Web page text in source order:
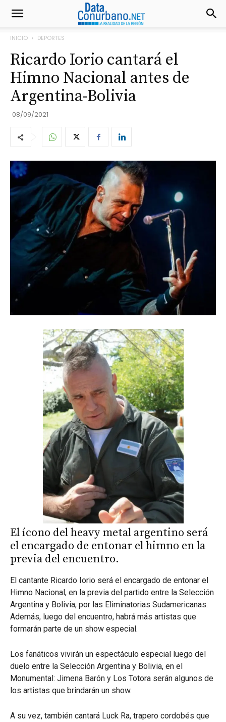
INICIO DEPORTES
Ricardo Iorio cantará el
Himno Nacional antes de
Argentina-Bolivia
08/09/2021
El ícono del heavy metal argentino será
el encargado de entonar el himno en la
previa del encuentro.
El cantante Ricardo Iorio será el encargado de entonar el
Himno Nacional, en la previa del partido entre la Selección
Argentina y Bolivia, por las Eliminatorias Sudamericanas.
Además, luego del encuentro, habrá más artistas que
formarán parte de un show especial.
Los fanáticos vivirán un espectáculo especial luego del
duelo entre la Selección Argentina y Bolivia, en el
Monumental: Jimena Barón y Los Totora serán algunos de
los artistas que brindarán un show.
A su vez, también cantará Luck Ra, trapero cordobés que